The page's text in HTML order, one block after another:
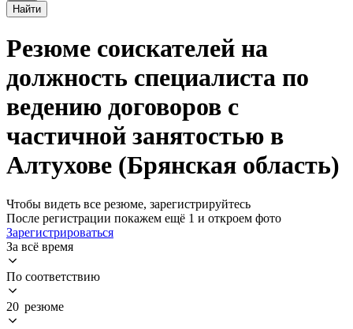
Найти
Резюме соискателей на
должность специалиста по
ведению договоров с
частичной занятостью в
Алтухове (Брянская область)
Чтобы видеть все резюме, зарегистрируйтесь
После регистрации покажем ещё 1 и откроем фото
Зарегистрироваться
За всё время
По соответствию
20 резюме